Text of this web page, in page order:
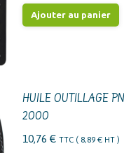
Ajouter au panier
HUILE OUTILLAGE
2000
10,76 € TTC ( 8,89 € HT )